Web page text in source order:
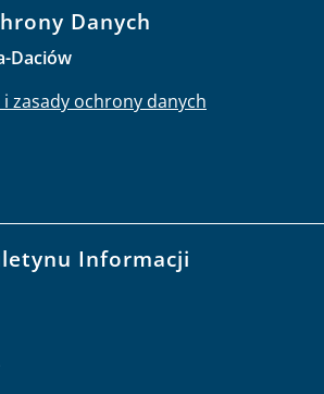
Danych
Daciów
zasady ochrony danych
Informacji